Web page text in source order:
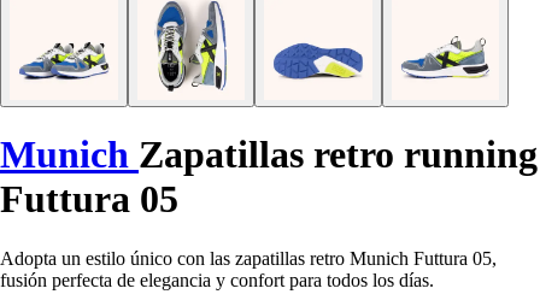
Munich Zapatillas retro running
Futtura 05
Adopta un estilo único con las zapatillas retro Munich Futtura 05,
fusión perfecta de elegancia y confort para todos los días.